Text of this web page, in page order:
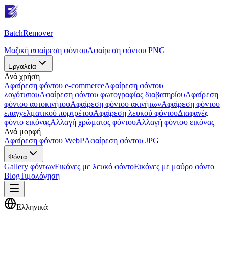
BatchRemover
Μαζική αφαίρεση φόντουΑφαίρεση φόντου PNG
Εργαλεία
Ανά χρήση
Αφαίρεση φόντου e-commerceΑφαίρεση φόντου
λογότυπουΑφαίρεση φόντου φωτογραφίας διαβατηρίουΑφαίρεση
φόντου αυτοκινήτουΑφαίρεση φόντου ακινήτωνΑφαίρεση φόντου
επαγγελματικού πορτρέτουΑφαίρεση λευκού φόντουΔιαφανές
φόντο εικόναςΑλλαγή χρώματος φόντουΑλλαγή φόντου εικόνας
Ανά μορφή
Αφαίρεση φόντου WebPΑφαίρεση φόντου JPG
Φόντα
Gallery φόντωνΕικόνες με λευκό φόντοΕικόνες με μαύρο φόντο
BlogΤιμολόγηση
Ελληνικά